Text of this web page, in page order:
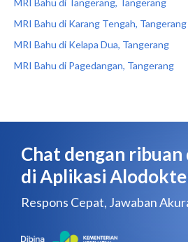
MRI Bahu di Tangerang, Tangerang
MRI Bahu di Karang Tengah, Tangerang
MRI Bahu di Kelapa Dua, Tangerang
MRI Bahu di Pagedangan, Tangerang